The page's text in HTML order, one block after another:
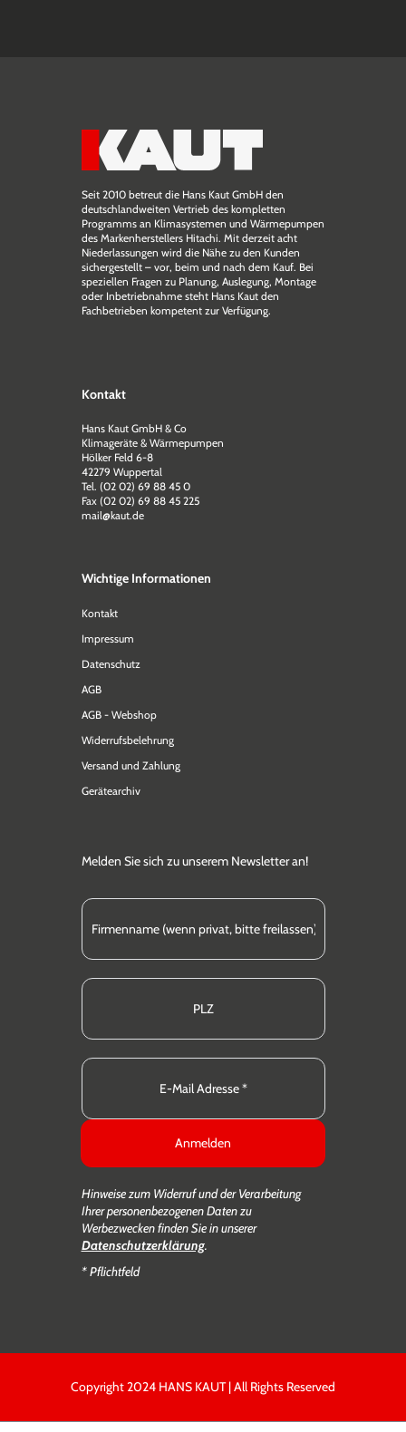
Seit 2010 betreut die Hans Kaut GmbH den
deutschlandweiten Vertrieb des kompletten
Programms an Klimasystemen und Wärmepumpen
des Markenherstellers Hitachi. Mit derzeit acht
Niederlassungen wird die Nähe zu den Kunden
sichergestellt – vor, beim und nach dem Kauf. Bei
speziellen Fragen zu Planung, Auslegung, Montage
oder Inbetriebnahme steht Hans Kaut den
Fachbetrieben kompetent zur Verfügung.
Kontakt
Hans Kaut GmbH & Co
Klimageräte & Wärmepumpen
Hölker Feld 6-8
42279 Wuppertal
Tel. (02 02) 69 88 45 0
Fax (02 02) 69 88 45 225
mail@kaut.de
Wichtige Informationen
Kontakt
Impressum
Datenschutz
AGB
AGB - Webshop
Widerrufsbelehrung
Versand und Zahlung
Gerätearchiv
Melden Sie sich zu unserem Newsletter an!
Anmelden
Hinweise zum Widerruf und der Verarbeitung
Ihrer personenbezogenen Daten zu
Werbezwecken finden Sie in unserer
Datenschutzerklärung.
* Pflichtfeld
Copyright 2024 HANS KAUT | All Rights Reserved